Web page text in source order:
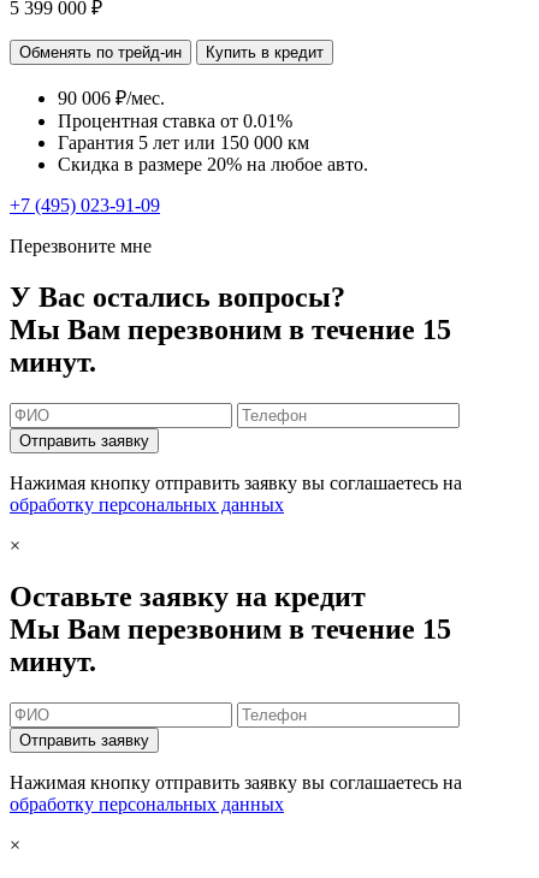
5 399 000 ₽
Обменять по трейд-ин Купить в кредит
90 006 ₽/мес.
Процентная ставка от 0.01%
Гарантия 5 лет или 150 000 км
Скидка в размере 20% на любое авто.
+7 (495) 023-91-09
Перезвоните мне
У Вас остались вопросы?
Мы Вам перезвоним в течение 15
минут.
Отправить заявку
Нажимая кнопку отправить заявку вы соглашаетесь на
обработку персональных данных
×
Оставьте заявку на кредит
Мы Вам перезвоним в течение 15
минут.
Отправить заявку
Нажимая кнопку отправить заявку вы соглашаетесь на
обработку персональных данных
×